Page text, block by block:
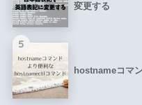
変更する
5
hostnameコマ